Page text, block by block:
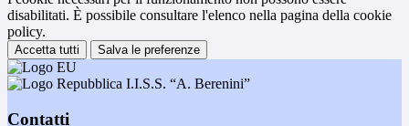
disabilitati. È possibile consultare l'elenco nella pagina della cookie
policy.
Accetta tutti Salva le preferenze
I.I.S.S. “A. Berenini”
Contatti